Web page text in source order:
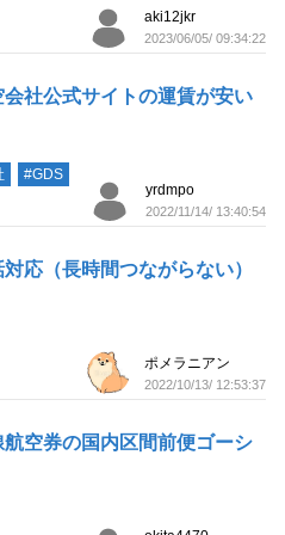
aki12jkr
2023/06/05/ 09:34:22
社公式サイトの運賃が安い
#GDS
yrdmpo
2022/11/14/ 13:40:54
応（長時間つながらない）
ポメラニアン
2022/10/13/ 12:53:37
空券の国内区間前便ゴーシ